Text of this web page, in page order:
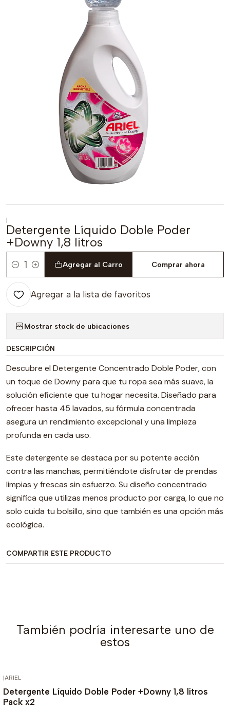
|
Detergente Líquido Doble Poder
+Downy 1,8 litros
Cantidad
Agregar al Carro Comprar ahora
Agregar a la lista de favoritos
Mostrar stock de ubicaciones
DESCRIPCIÓN
Descubre el Detergente Concentrado Doble Poder, con
un toque de Downy para que tu ropa sea más suave, la
solución eficiente que tu hogar necesita. Diseñado para
ofrecer hasta 45 lavados, su fórmula concentrada
asegura un rendimiento excepcional y una limpieza
profunda en cada uso.
Este detergente se destaca por su potente acción
contra las manchas, permitiéndote disfrutar de prendas
limpias y frescas sin esfuerzo. Su diseño concentrado
significa que utilizas menos producto por carga, lo que no
solo cuida tu bolsillo, sino que también es una opción más
ecológica.
COMPARTIR ESTE PRODUCTO
También podría interesarte uno de
estos
|ARIEL
Detergente Líquido Doble Poder +Downy 1,8 litros
Pack x2